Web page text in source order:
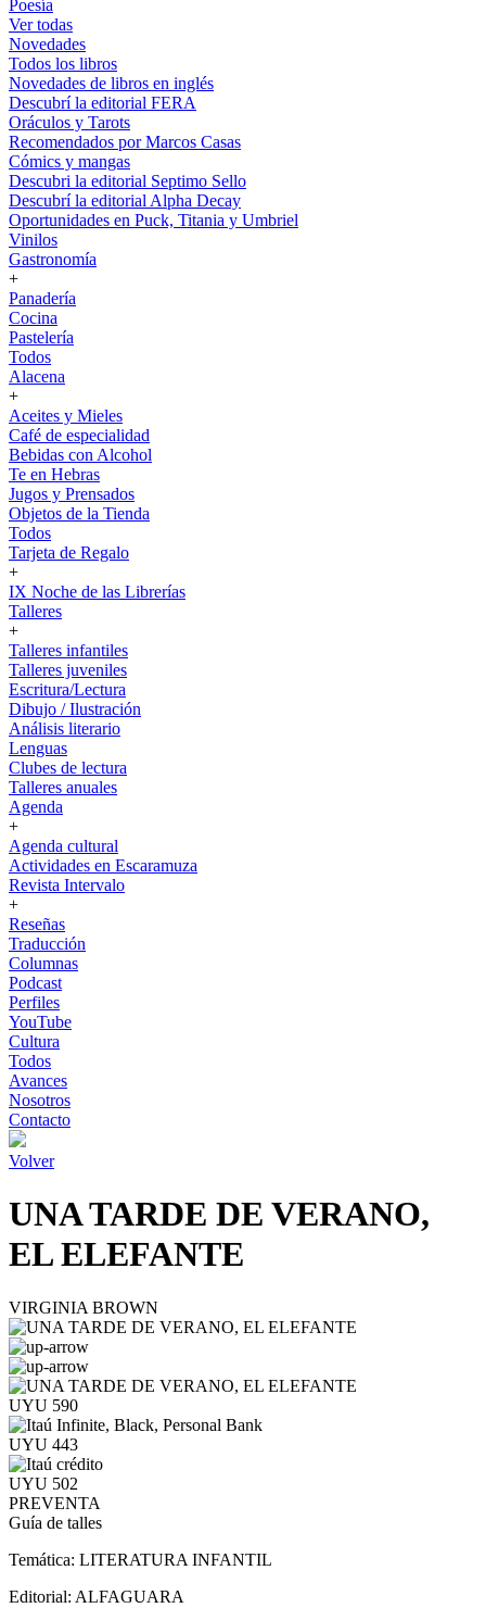
Poesía
Ver todas
Novedades
Todos los libros
Novedades de libros en inglés
Descubrí la editorial FERA
Oráculos y Tarots
Recomendados por Marcos Casas
Cómics y mangas
Descubri la editorial Septimo Sello
Descubrí la editorial Alpha Decay
Oportunidades en Puck, Titania y Umbriel
Vinilos
Gastronomía
+
Panadería
Cocina
Pastelería
Todos
Alacena
+
Aceites y Mieles
Café de especialidad
Bebidas con Alcohol
Te en Hebras
Jugos y Prensados
Objetos de la Tienda
Todos
Tarjeta de Regalo
+
IX Noche de las Librerías
Talleres
+
Talleres infantiles
Talleres juveniles
Escritura/Lectura
Dibujo / Ilustración
Análisis literario
Lenguas
Clubes de lectura
Talleres anuales
Agenda
+
Agenda cultural
Actividades en Escaramuza
Revista Intervalo
+
Reseñas
Traducción
Columnas
Podcast
Perfiles
YouTube
Cultura
Todos
Avances
Nosotros
Contacto
Volver
UNA TARDE DE VERANO,
EL ELEFANTE
VIRGINIA BROWN
UYU 590
UYU 443
UYU 502
PREVENTA
Guía de talles
Temática: LITERATURA INFANTIL
Editorial: ALFAGUARA